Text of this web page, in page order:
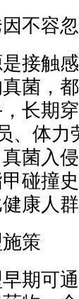
不容
触感
菌，
长期
、体
菌入
碰撞
康人
策
可通